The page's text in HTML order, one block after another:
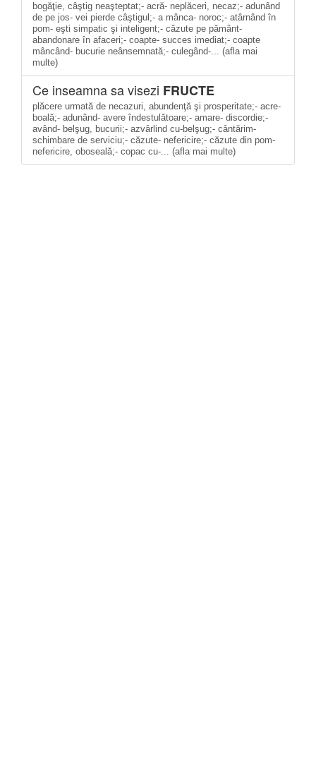
bogăţie, câştig neaşteptat;- acră- neplăceri, necaz;- adunând
de pe jos- vei pierde câştigul;- a mânca- noroc;- atârnând în
pom- eşti simpatic şi inteligent;- căzute pe pământ-
abandonare în afaceri;- coapte- succes imediat;- coapte
mâncând- bucurie neânsemnată;- culegând-... (afla mai
multe)
Ce inseamna sa visezi FRUCTE
plăcere urmată de necazuri, abundenţă şi prosperitate;- acre-
boală;- adunând- avere îndestulătoare;- amare- discordie;-
având- belşug, bucurii;- azvârlind cu-belşug;- cântărim-
schimbare de serviciu;- căzute- nefericire;- căzute din pom-
nefericire, oboseală;- copac cu-... (afla mai multe)